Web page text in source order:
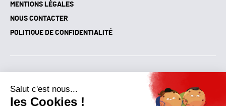
MENTIONS LÉGALES
NOUS CONTACTER
POLITIQUE DE CONFIDENTIALITÉ